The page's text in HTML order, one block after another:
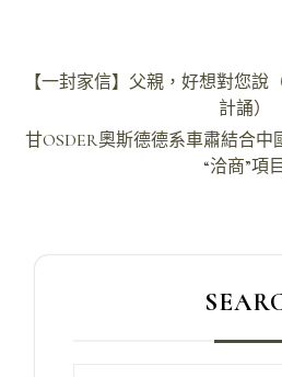
文
導
【一封家信】父親，好想對您說
計誦）
甘OSDER奧斯德德系車肅結合
“洽商”項目